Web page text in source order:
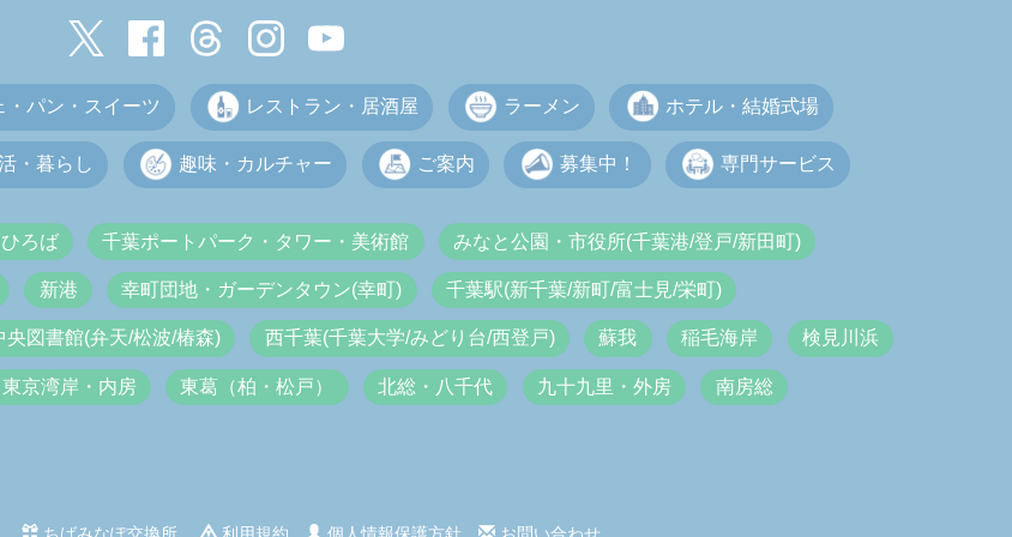
・パン・スイーツ レストラン・居酒屋 ラーメン ホテル・結婚式場
・暮らし 趣味・カルチャー ご案内 募集中！ 専門サービス
ろば 千葉ポートパーク・タワー・美術館 みなと公園・市役所(千葉港/登戸/新田町)
新港 幸町団地・ガーデンタウン(幸町) 千葉駅(新千葉/新町/富士見/栄町)
央図書館(弁天/松波/椿森) 西千葉(千葉大学/みどり台/西登戸) 蘇我 稲毛海岸 検見川浜
東京湾岸・内房 東葛（柏・松戸） 北総・八千代 九十九里・外房 南房総